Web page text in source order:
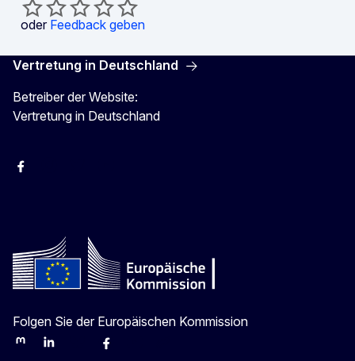
oder Feedback geben
Vertretung in Deutschland
Betreiber der Website:
Vertretung in Deutschland
facebook
Folgen Sie der Europäischen Kommission
MastodonLinkedInBlueskyFacebook